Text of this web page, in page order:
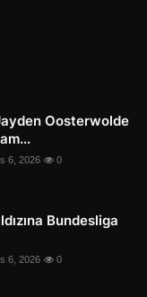
Oosterwolde
6, 2026 0
Bundesliga
6, 2026 0